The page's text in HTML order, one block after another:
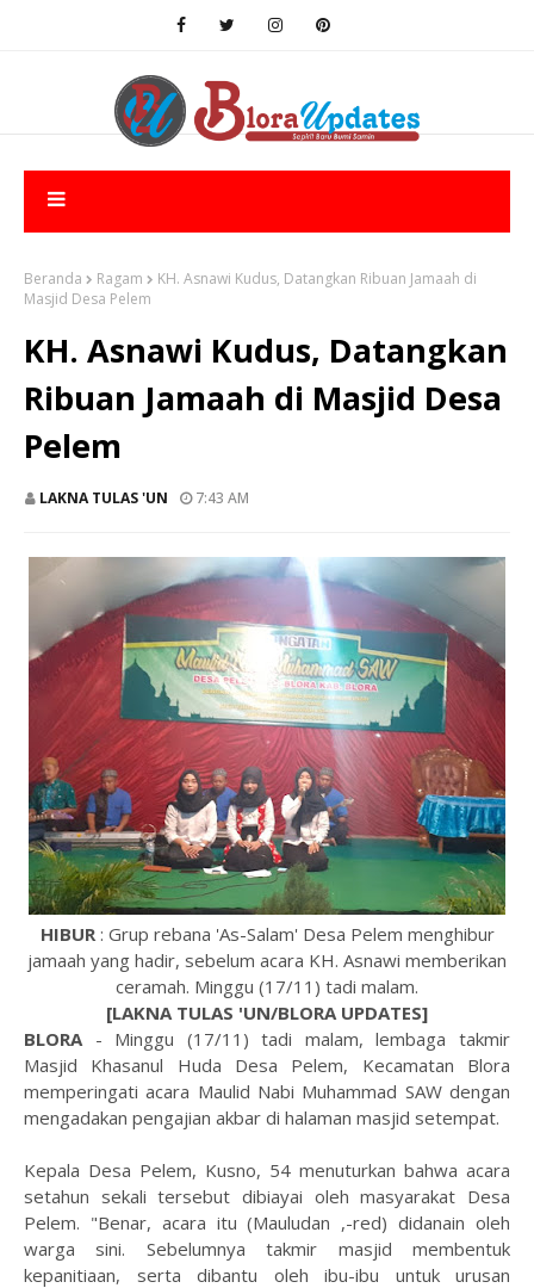
Beranda Ragam
KH. Asnawi Kudus, Datangkan Ribuan Jamaah di
Masjid Desa Pelem
KH. Asnawi Kudus, Datangkan
Ribuan Jamaah di Masjid Desa
Pelem
LAKNA TULAS 'UN 7:43 AM
HIBUR: Grup rebana 'As-Salam' Desa Pelem menghibur
jamaah yang hadir, sebelum acara KH. Asnawi memberikan
ceramah. Minggu (17/11) tadi malam.
[LAKNA TULAS 'UN/BLORA UPDATES]
BLORA- Minggu (17/11) tadi malam, lembaga takmir
Masjid Khasanul Huda Desa Pelem, Kecamatan Blora
memperingati acara Maulid Nabi Muhammad SAW dengan
mengadakan pengajian akbar di halaman masjid setempat.
Kepala Desa Pelem, Kusno, 54 menuturkan bahwa acara
setahun sekali tersebut dibiayai oleh masyarakat Desa
Pelem. "Benar, acara itu (Mauludan ,-red) didanain oleh
warga sini. Sebelumnya takmir masjid membentuk
kepanitiaan, serta dibantu oleh ibu-ibu untuk urusan